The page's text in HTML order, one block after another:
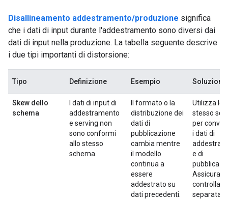
Disallineamento addestramento/produzione significa
che i dati di input durante l'addestramento sono diversi dai
dati di input nella produzione. La tabella seguente descrive
i due tipi importanti di distorsione:
Tipo Definizione Esempio Soluzione
Skew dello
schema
I dati di input di
addestramento
e serving non
sono conformi
allo stesso
schema.
Il formato o la
distribuzione dei
dati di
pubblicazione
cambia mentre
il modello
continua a
essere
addestrato su
dati precedenti.
Utilizza lo
stesso
per
i dati di
e di
Assicurati
controllare